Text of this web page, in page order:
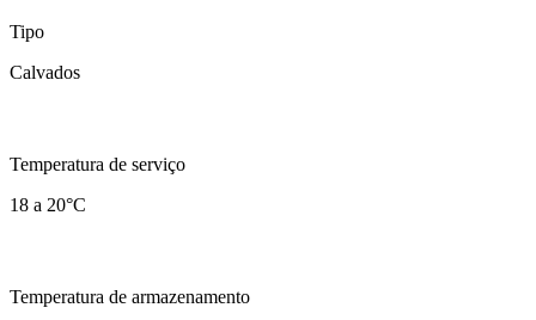
Tipo
Calvados
Temperatura de serviço
18 a 20°C
Temperatura de armazenamento